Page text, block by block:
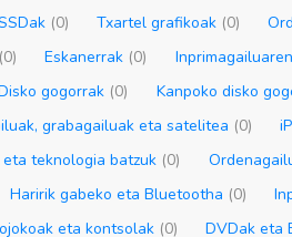
(0) Txartel grafikoak (0)
(0) Eskanerrak (0)
gogorrak (0) Kanpoko disko
grabagailuak eta satelitea (0)
teknologia batzuk (0)
Haririk gabeko eta Bluetootha (0)
eta kontsolak (0) DVDak eta